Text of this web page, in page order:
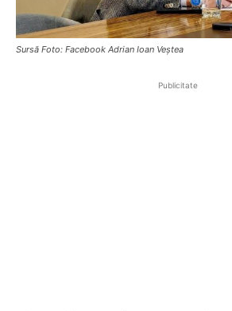
Sursă Foto: Facebook Adrian Ioan Veștea
Publicitate